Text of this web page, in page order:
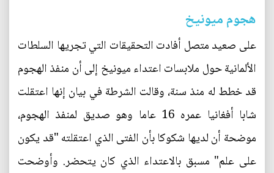
هجوم ميونيخ
على صعيد متصل أفادت التحقيقات التي تجريها السلطات
الألمانية حول ملابسات اعتداء ميونيخ إلى أن منفذ الهجوم
قد خطط له منذ سنة، وقالت الشرطة في بيان إنها اعتقلت
شابا أفغانيا عمره 16 عاما وهو صديق لمنفذ الهجوم،
موضحة أن لديها شكوكا بأن الفتى الذي اعتقلته "قد يكون
على علم" مسبق بالاعتداء الذي كان يتحضر. وأوضحت